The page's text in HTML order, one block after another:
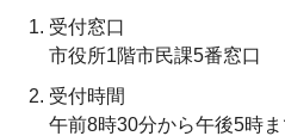
受付窓口
市役所1階市民課5番窓口
受付時間
午前8時30分から午後5時